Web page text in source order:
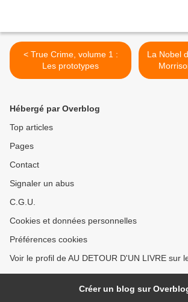
< True Crime, volume 1 :
Les prototypes
La Nobel
Hébergé par Overblog
Top articles
Pages
Contact
Signaler un abus
C.G.U.
Cookies et données personnelles
Préférences cookies
Voir le profil de AU DETOUR D'UN LIVRE sur
Créer un blog sur